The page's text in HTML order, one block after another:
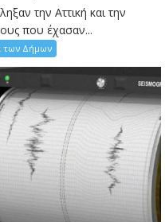
την Αττική και την
που έχασαν...
των Δήμων